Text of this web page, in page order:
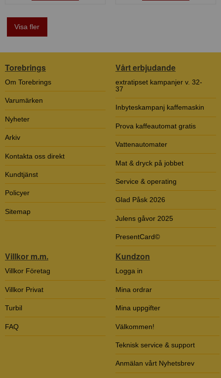
Visa fler
Torebrings
Om Torebrings
Varumärken
Nyheter
Arkiv
Kontakta oss direkt
Kundtjänst
Policyer
Sitemap
Vårt erbjudande
extratipset kampanjer v. 32-
37
Inbyteskampanj kaffemaskin
Prova kaffeautomat gratis
Vattenautomater
Mat & dryck på jobbet
Service & operating
Glad Påsk 2026
Julens gåvor 2025
PresentCard©
Villkor m.m.
Villkor Företag
Villkor Privat
Turbil
FAQ
Kundzon
Logga in
Mina ordrar
Mina uppgifter
Välkommen!
Teknisk service & support
Anmälan vårt Nyhetsbrev